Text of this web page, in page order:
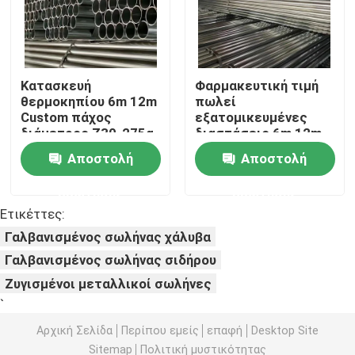
Σπείρα χάλυβα PPGI
Στρογγυλοειδή από χάλυβα άνθρακα
Απόθεμα σπειρών ανοξείδωτου
σωρός φύλλων χάλυβα
Σιδερένια ράβδος ενίσχυσης
φραγμός γωνίας χάλυβα άνθρακα
Κατασκευή
θερμοκηπίου 6m 12m
Custom πάχος
διάμετρος Z30-275g
Dx51d Dx52D
Ζυγισμένα σωλήνες
χάλυβα
Αποστολή
Φαρμακευτική τιμή
πωλεί
εξατομικευμένες
διαστάσεις 6m 12m
Dx51d Ζυγισμένα
σωλήνες χάλυβα
Αποστολή
Ετικέττες:
Γαλβανισμένος σωλήνας χάλυβα
Γαλβανισμένος σωλήνας σιδήρου
Ζυγισμένοι μεταλλικοί σωλήνες
`
Αρχική Σελίδα Περίπου εμείς επαφή
Desktop Site
Sitemap
Πολιτική μυστικότητας